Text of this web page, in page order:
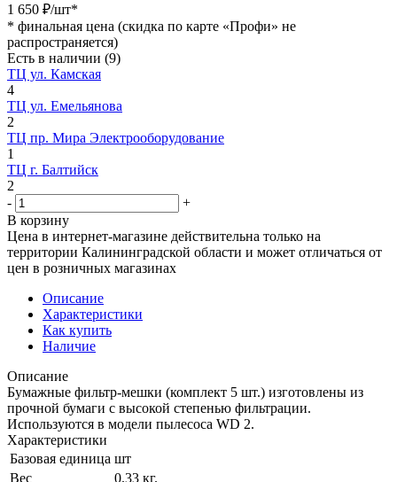
1 650 ₽/шт*
* финальная цена (скидка по карте «Профи» не
распространяется)
Есть в наличии (9)
ТЦ ул. Камская
4
ТЦ ул. Емельянова
2
ТЦ пр. Мира Электрооборудование
1
ТЦ г. Балтийск
2
-
+
В корзину
Цена в интернет-магазине действительна только на
территории Калининградской области и может отличаться от
цен в розничных магазинах
Описание
Характеристики
Как купить
Наличие
Описание
Бумажные фильтр-мешки (комплект 5 шт.) изготовлены из
прочной бумаги с высокой степенью фильтрации.
Используются в модели пылесоса WD 2.
Характеристики
Базовая единица шт
Вес
0.33 кг.